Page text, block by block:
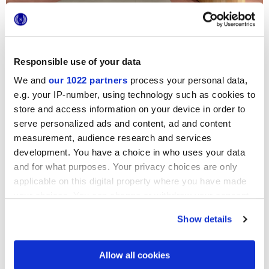
Responsible use of your data
We and our 1022 partners process your personal data,
e.g. your IP-number, using technology such as cookies to
store and access information on your device in order to
serve personalized ads and content, ad and content
measurement, audience research and services
development. You have a choice in who uses your data
and for what purposes. Your privacy choices are only
applicable on this digital property where you have made
If you allow, we would also like to:
Show details
Allow all cookies
потенциал коллекции Multiforme Dune и всего
ассортимента продукции, Marca Corona предлагает
вашему вниманиюСтили и Marca.
Стили и Marca – этовсеобъемлющий и актуальный
путеводительпо последним тенденциям, к которому
можно обратиться, чтобы найти вдохновение и подробно
изучитьсхемыукладки,интерьерысматериалами
всегдановые предложения.
Эта инициатива была разработана дляподдержки
профессионаловилюбителейдизайнана каждом
этапе реализации проекта. Особое внимание было уделено
многочисленным стилям меблировки, а также
возможности гармоничного и творческого сочетания